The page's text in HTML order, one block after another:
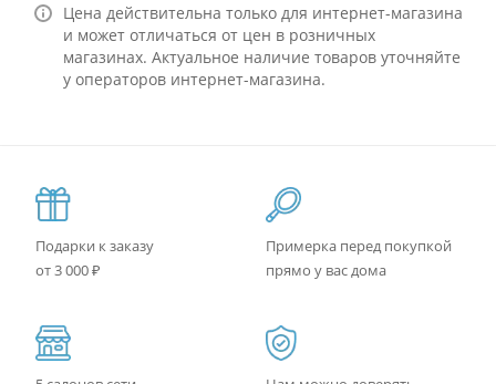
Цена действительна только для интернет-магазина
и может отличаться от цен в розничных
магазинах. Актуальное наличие товаров уточняйте
у операторов интернет-магазина.
Подарки к заказу
от 3 000 ₽
Примерка перед покупкой
прямо у вас дома